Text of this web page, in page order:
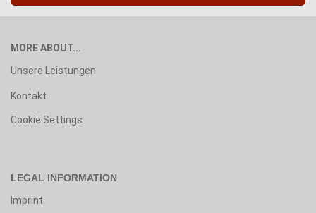
MORE ABOUT...
Unsere Leistungen
Kontakt
Cookie Settings
LEGAL INFORMATION
Imprint